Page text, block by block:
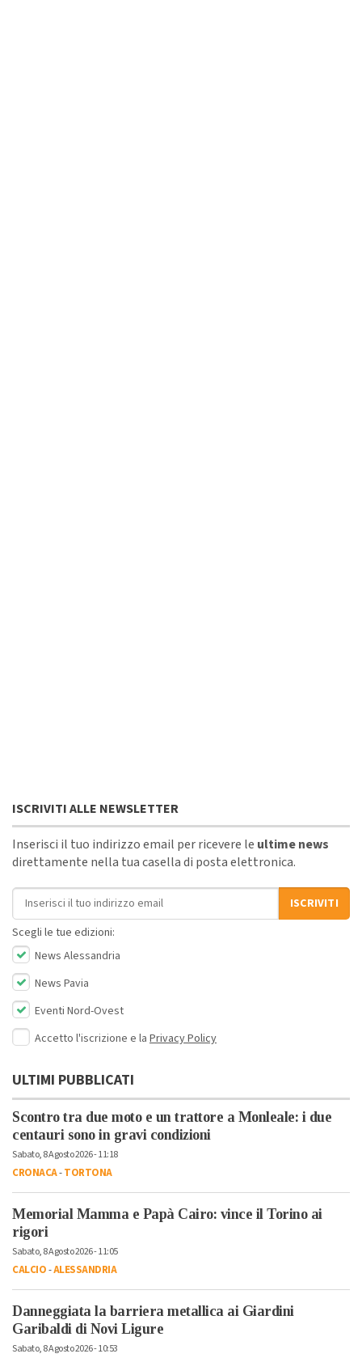
ISCRIVITI ALLE NEWSLETTER
Inserisci il tuo indirizzo email per ricevere le ultime news
direttamente nella tua casella di posta elettronica.
Indirizzo email
ISCRIVITI
Scegli le tue edizioni:
News Alessandria
News Pavia
Eventi Nord-Ovest
Accetto l'iscrizione e la Privacy Policy
ULTIMI PUBBLICATI
Scontro tra due moto e un trattore a Monleale: i due
centauri sono in gravi condizioni
Sabato, 8 Agosto 2026 - 11:18
CRONACA-TORTONA
Memorial Mamma e Papà Cairo: vince il Torino ai
rigori
Sabato, 8 Agosto 2026 - 11:05
CALCIO-ALESSANDRIA
Danneggiata la barriera metallica ai Giardini
Garibaldi di Novi Ligure
Sabato, 8 Agosto 2026 - 10:53